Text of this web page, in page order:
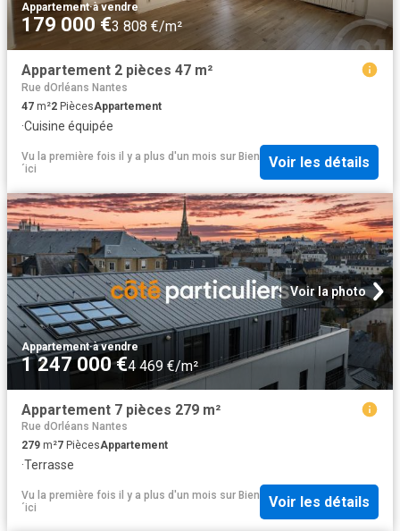
Appartement·à vendre
179 000 €3 808 €/m²
Appartement 2 pièces 47 m²
Rue dOrléans Nantes
47 m²2 PiècesAppartement
·Cuisine équipée
Vu la première fois il y a plus d'un mois sur Bien
´ici
Voir les détails
Voir la photo
Appartement·à vendre
1 247 000 €4 469 €/m²
Appartement 7 pièces 279 m²
Rue dOrléans Nantes
279 m²7 PiècesAppartement
·Terrasse
Vu la première fois il y a plus d'un mois sur Bien
´ici
Voir les détails